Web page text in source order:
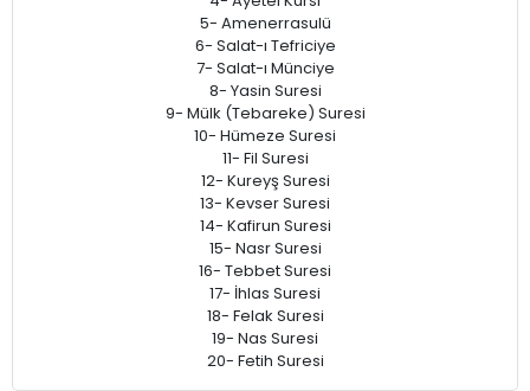
5- Amenerrasulü
6- Salat-ı Tefriciye
7- Salat-ı Münciye
8- Yasin Suresi
9- Mülk (Tebareke) Suresi
10- Hümeze Suresi
11- Fil Suresi
12- Kureyş Suresi
13- Kevser Suresi
14- Kafirun Suresi
15- Nasr Suresi
16- Tebbet Suresi
17- İhlas Suresi
18- Felak Suresi
19- Nas Suresi
20- Fetih Suresi